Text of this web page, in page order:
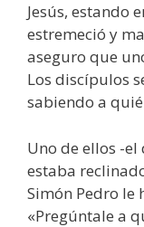
Jesús, estando
estremeció y
aseguro que
Los discípulos
sabiendo a
Uno de ellos -
estaba
Simón Pedro le
«Pregúntale a